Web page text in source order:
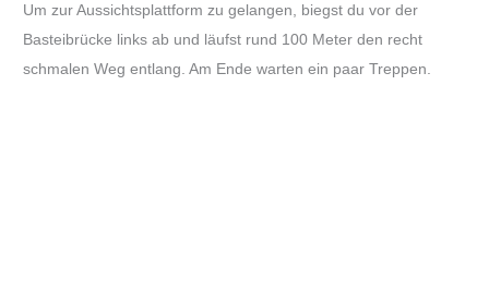
Um zur Aussichtsplattform zu gelangen, biegst du vor der
Basteibrücke links ab und läufst rund 100 Meter den recht
schmalen Weg entlang. Am Ende warten ein paar Treppen.